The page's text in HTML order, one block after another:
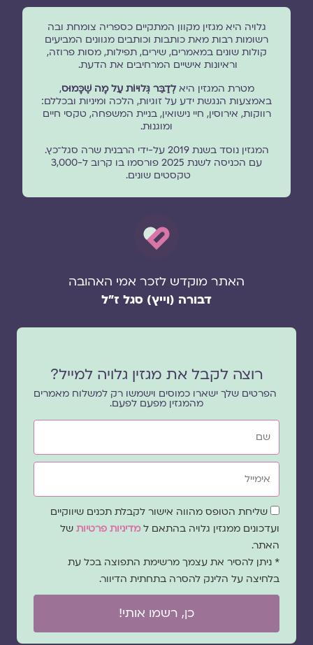
גלויה היא מגזין מקוון המתקיים כספריה צומחת ובה
רשומות רבות מאת כותבות וכותבים מגוונים המביעים
קולות שונים במאמרים, שירים, תפילות, מסות פרוזה,
וראיונות אישיים המרחיבים את הדעת.
מטרת המגזין היאלְדַבֵּר גְּלוּיוֹת עַל מָה שֶׁכָּמוּס,
באמצעות הנגשת ידע על זוגיות, הלכה ומיניות ובכללם:
רווקות, אירוסין, חיי נישואין, בניית המשפחה, טקסי חיים
ומוגנוּת.
המגזין נוסד בשנת 2019 על-ידי הרבנית שרה סגל־כץ.
עם הכניסה לשנת 2025 פורסמו בו קרוב ל-3,000
טקסטים שונים.
האתר מוקדש לזכר אמי האהובה
דבורה (וייץ) סגל ז"ל
רוצה לקבל את מגזין גלויה למייל?
הפרטים שלך ישארו כמוסים וישמשו רק למשלוח מאמרים
מהמגזין מפעם לפעם.
שם
אימייל
שדה
הסכמה
שליחת הטופס מהווה אישור לקבלת תכנים שיווקיים
ועדכונים ממגזין גלויה בהתאם ל מדיניות פרטיותשל
האתר.
* ניתן להסיר את עצמך מרשימת התפוצה בכל עת
בלחיצה על הלינק להסרה בתחתית הדיוור.
כן, רשמו אותי!